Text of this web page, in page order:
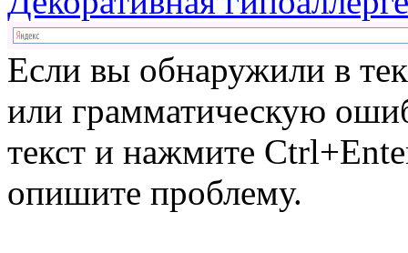
Если вы обнаружили в
или грамматическую
текст и нажмите
опишите проблему.